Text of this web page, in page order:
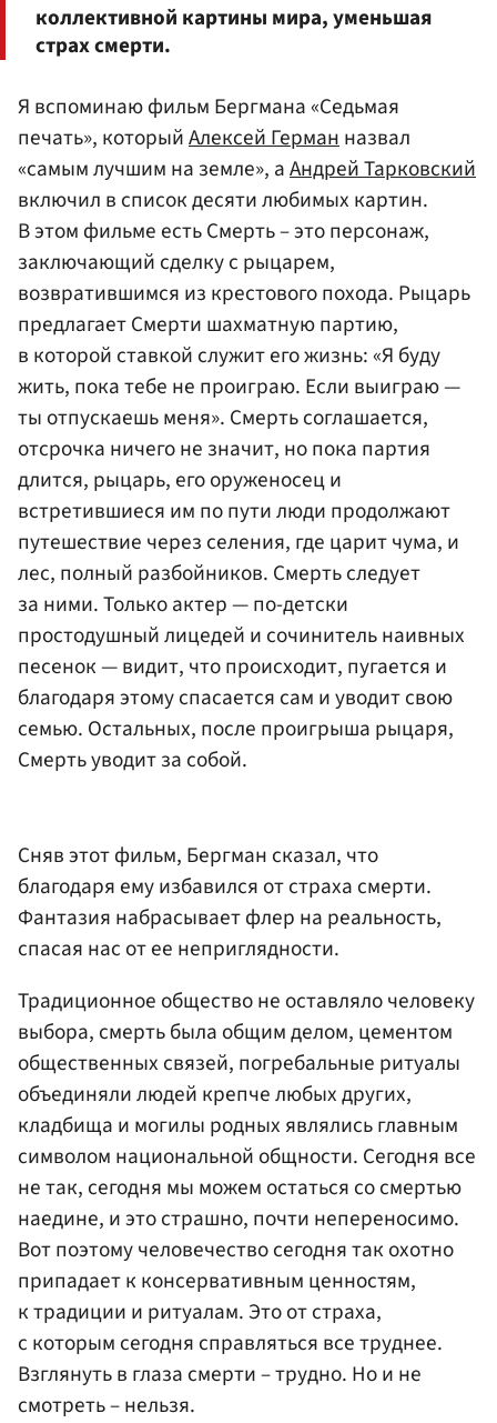
коллективной картины мира, уменьшая
страх смерти.
Я вспоминаю фильм Бергмана «Седьмая
печать», которыйАлексей Германназвал
«самым лучшим на земле», аАндрей Тарковский
включил в список десяти любимых картин.
В этом фильме есть Смерть – это персонаж,
заключающий сделку с рыцарем,
возвратившимся из крестового похода. Рыцарь
предлагает Смерти шахматную партию,
в которой ставкой служит его жизнь: «Я буду
жить, пока тебе не проиграю. Если выиграю —
ты отпускаешь меня». Смерть соглашается,
отсрочка ничего не значит, но пока партия
длится, рыцарь, его оруженосец и
встретившиеся им по пути люди продолжают
путешествие через селения, где царит чума, и
лес, полный разбойников. Смерть следует
за ними. Только актер — по-детски
простодушный лицедей и сочинитель наивных
песенок — видит, что происходит, пугается и
благодаря этому спасается сам и уводит свою
семью. Остальных, после проигрыша рыцаря,
Смерть уводит за собой.
Сняв этот фильм, Бергман сказал, что
благодаря ему избавился от страха смерти.
Фантазия набрасывает флер на реальность,
спасая нас от ее неприглядности.
Традиционное общество не оставляло человеку
выбора, смерть была общим делом, цементом
общественных связей, погребальные ритуалы
объединяли людей крепче любых других,
кладбища и могилы родных являлись главным
символом национальной общности. Сегодня все
не так, сегодня мы можем остаться со смертью
наедине, и это страшно, почти непереносимо.
Вот поэтому человечество сегодня так охотно
припадает к консервативным ценностям,
к традиции и ритуалам. Это от страха,
с которым сегодня справляться все труднее.
Взглянуть в глаза смерти – трудно. Но и не
смотреть – нельзя.